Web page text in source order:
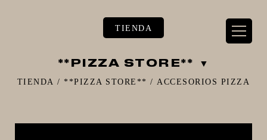
TIENDA
**PIZZA STORE**
TIENDA /**PIZZA STORE** /ACCESORIOS PIZZA